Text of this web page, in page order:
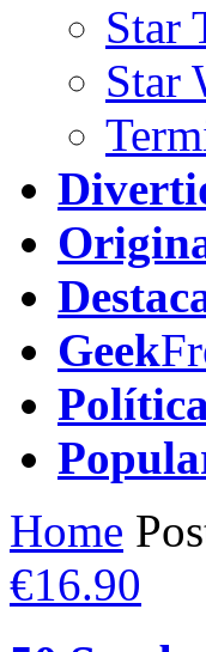
Star
Star
Geek
Home
€16.90